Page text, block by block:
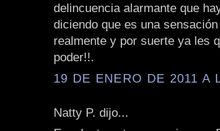
delincuencia alarmante que
diciendo que es una
realmente y por suerte ya les
poder!!.
19 DE ENERO DE 2011 A
Natty P. dijo...